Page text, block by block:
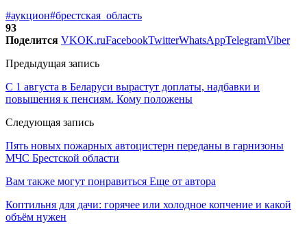
#аукцион#брестская_область
93
Поделится VKOK.ruFacebookTwitterWhatsAppTelegramViber
Предыдущая запись
С 1 августа в Беларуси вырастут доплаты, надбавки и
повышения к пенсиям. Кому положены
Следующая запись
Пять новых пожарных автоцистерн переданы в гарнизоны
МЧС Брестской области
Вам также могут понравиться Еще от автора
Коптильня для дачи: горячее или холодное копчение и какой
объём нужен